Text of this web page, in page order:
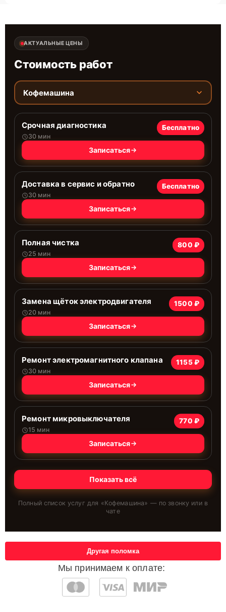
АКТУАЛЬНЫЕ ЦЕНЫ
Стоимость работ
Кофемашина
Срочная диагностика
30 мин
Бесплатно
Записаться
Доставка в сервис и обратно
30 мин
Бесплатно
Записаться
Полная чистка
25 мин
800 ₽
Записаться
Замена щёток электродвигателя
20 мин
1500 ₽
Записаться
Ремонт электромагнитного клапана
30 мин
1155 ₽
Записаться
Ремонт микровыключателя
15 мин
770 ₽
Записаться
Показать всё
Полный список услуг для «Кофемашина» — по звонку или в
чате
Мы принимаем к оплате:
Другая поломка